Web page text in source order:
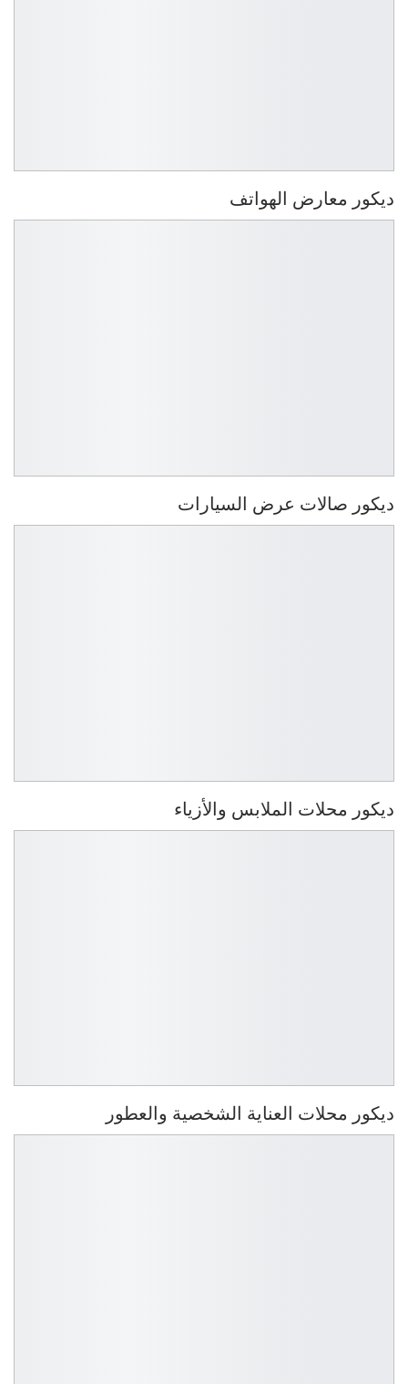
ديكور معارض الهواتف
ديكور صالات عرض السيارات
ديكور محلات الملابس والأزياء
ديكور محلات العناية الشخصية والعطور